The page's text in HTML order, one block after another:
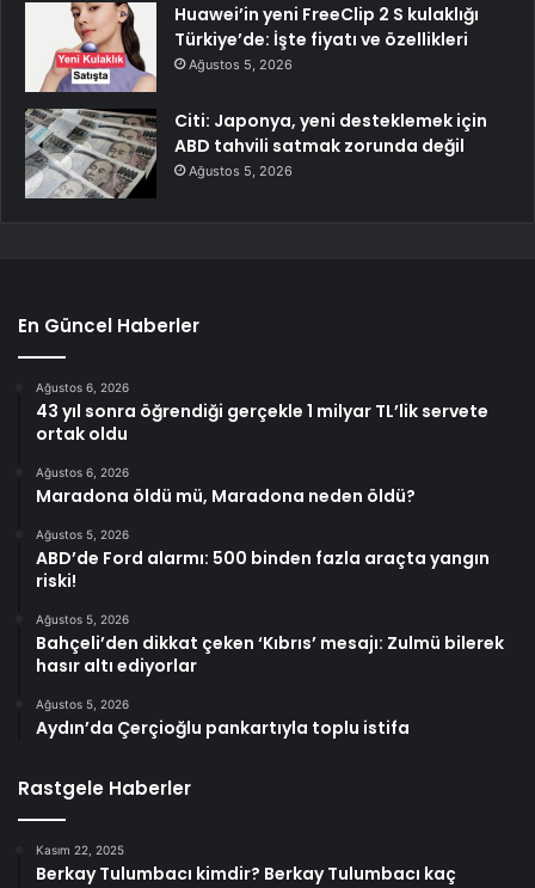
Huawei’in yeni FreeClip 2 S kulaklığı
Türkiye’de: İşte fiyatı ve özellikleri
Ağustos 5, 2026
Citi: Japonya, yeni desteklemek için
ABD tahvili satmak zorunda değil
Ağustos 5, 2026
En Güncel Haberler
Ağustos 6, 2026
43 yıl sonra öğrendiği gerçekle 1 milyar TL’lik servete
ortak oldu
Ağustos 6, 2026
Maradona öldü mü, Maradona neden öldü?
Ağustos 5, 2026
ABD’de Ford alarmı: 500 binden fazla araçta yangın
riski!
Ağustos 5, 2026
Bahçeli’den dikkat çeken ‘Kıbrıs’ mesajı: Zulmü bilerek
hasır altı ediyorlar
Ağustos 5, 2026
Aydın’da Çerçioğlu pankartıyla toplu istifa
Rastgele Haberler
Kasım 22, 2025
Berkay Tulumbacı kimdir? Berkay Tulumbacı kaç